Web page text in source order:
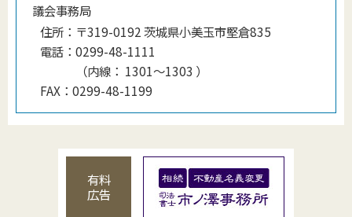
議会事務局
住所： 〒319-0192 茨城県小美玉市堅倉835
電話： 0299-48-1111
（内線 ： 1301〜1303 ）
FAX： 0299-48-1199
有料
広告